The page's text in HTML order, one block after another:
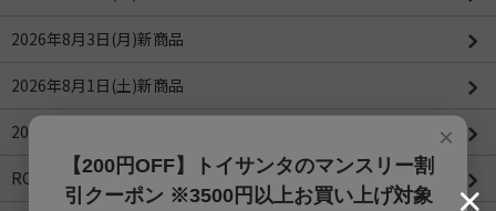
2026年8月3日(月)新商品
2026年8月1日(土)新商品
2026年7月31日(金)新商品
ROBOTIMEシリーズ
×
【200円OFF】トイサンタのマンスリー割
引クーポン ※3500円以上お買い上げ対象